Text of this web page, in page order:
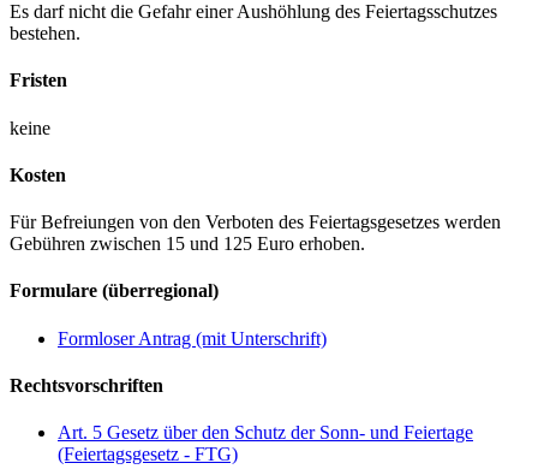
Es darf nicht die Gefahr einer Aushöhlung des Feiertagsschutzes
bestehen.
Fristen
keine
Kosten
Für Befreiungen von den Verboten des Feiertagsgesetzes werden
Gebühren zwischen 15 und 125 Euro erhoben.
Formulare (überregional)
Formloser Antrag (mit Unterschrift)
Rechtsvorschriften
Art. 5 Gesetz über den Schutz der Sonn- und Feiertage
(Feiertagsgesetz - FTG)